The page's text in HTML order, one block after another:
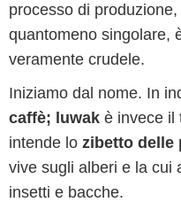
processo di
quantomeno singolare,
veramente crudele.
Iniziamo dal nome. In
caffè; luwak è invece il
intende lo zibetto delle
vive sugli alberi e la cui
insetti e bacche.